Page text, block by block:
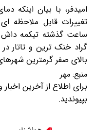
امیدفر، با بیان اینکه
ساعت گذشته تیکمه داش
بالای صفر گرمترین
منبع: مهر
برای اطلاع از آخرین
بپیوندید.